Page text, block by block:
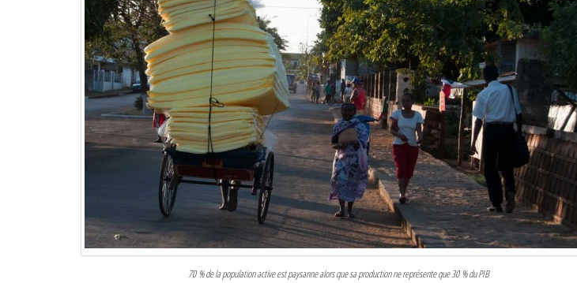
70 % de la population active est paysanne alors que sa production ne représente que 30 % du PIB